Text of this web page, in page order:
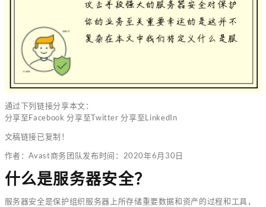
通过下列链接分享本文：
分享至Facebook 分享至Twitter 分享至LinkedIn
文稿链接已复制！
作者：Avast商务团队发布时间：2020年6月30日
什么是服务器安全？
服务器安全是保护组织服务器上所存储重要数据和资产的过程和工具，